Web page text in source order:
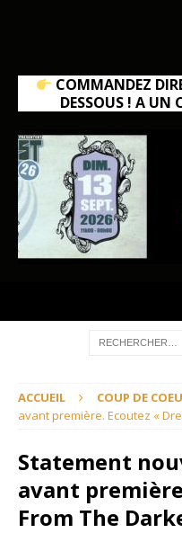
COMMANDEZ
DESSOUS ! A UN
ACCUEIL COUP DE
avant première. Ecoutez «
Statement
avant
From The